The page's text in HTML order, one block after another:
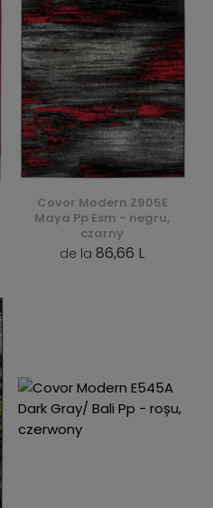
Covor Modern Z905E
Maya Pp Esm - negru,
czarny
de la 86,66 L